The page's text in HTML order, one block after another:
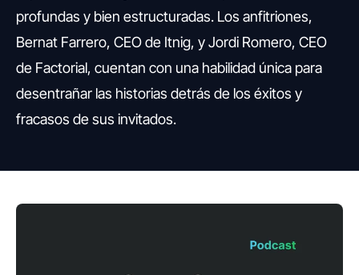
profundas y bien estructuradas. Los anfitriones,
Bernat Farrero, CEO de Itnig, y Jordi Romero, CEO
de Factorial, cuentan con una habilidad única para
desentrañar las historias detrás de los éxitos y
fracasos de sus invitados.